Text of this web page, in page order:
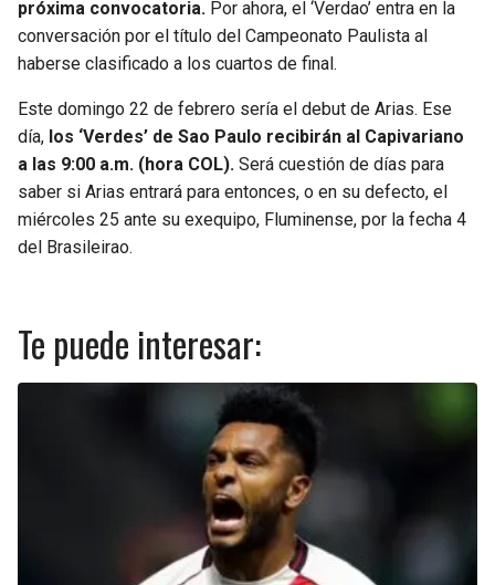
próxima convocatoria. Por ahora, el ‘Verdao’ entra en la
conversación por el título del Campeonato Paulista al
haberse clasificado a los cuartos de final.
Este domingo 22 de febrero sería el debut de Arias. Ese
día, los ‘Verdes’ de Sao Paulo recibirán al Capivariano
a las 9:00 a.m. (hora COL). Será cuestión de días para
saber si Arias entrará para entonces, o en su defecto, el
miércoles 25 ante su exequipo, Fluminense, por la fecha 4
del Brasileirao.
Te puede interesar: